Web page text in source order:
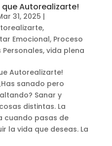
que Autorealizarte!
31, 2025 |
,
Emocional, Proceso
Personales, vida plena
Autorealizarte!
sanado pero
Sanar y
distintas. La
cuando pasas de
la vida que deseas. La